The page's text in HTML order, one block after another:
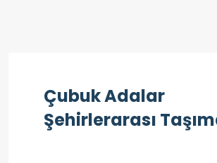
Çubuk Adalar
Şehirlerarası